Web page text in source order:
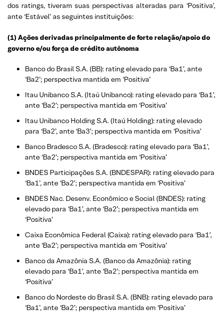
dos ratings, tiveram suas perspectivas alteradas para ‘Positiva’,
ante ‘Estável’ as seguintes instituições:
(1) Ações derivadas principalmente de forte relação/apoio do
governo e/ou força de crédito autônoma
Banco do Brasil S.A. (BB): rating elevado para ‘Ba1’, ante
‘Ba2’; perspectiva mantida em ‘Positiva’
Itau Unibanco S.A. (Itaú Unibanco): rating elevado para ‘Ba1’,
ante ‘Ba2’; perspectiva mantida em ‘Positiva’
Itau Unibanco Holding S.A. (Itaú Holding): rating elevado
para ‘Ba2’, ante ‘Ba3’; perspectiva mantida em ‘Positiva’
Banco Bradesco S.A. (Bradesco): rating elevado para ‘Ba1’,
ante ‘Ba2’; perspectiva mantida em ‘Positiva’
BNDES Participações S.A. (BNDESPAR): rating elevado para
‘Ba1’, ante ‘Ba2’; perspectiva mantida em ‘Positiva’
BNDES Nac. Desenv. Econômico e Social (BNDES): rating
elevado para ‘Ba1’, ante ‘Ba2’; perspectiva mantida em
‘Positiva’
Caixa Econômica Federal (Caixa): rating elevado para ‘Ba1’,
ante ‘Ba2’; perspectiva mantida em ‘Positiva’
Banco da Amazônia S.A. (Banco da Amazônia): rating
elevado para ‘Ba1’, ante ‘Ba2’; perspectiva mantida em
‘Positiva’
Banco do Nordeste do Brasil S.A. (BNB): rating elevado para
‘Ba1’, ante ‘Ba2’; perspectiva mantida em ‘Positiva’